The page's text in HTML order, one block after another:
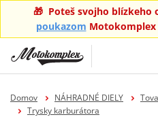
🎁 Poteš svojho blízkeho
poukazom Motokomplex
Domov NÁHRADNÉ DIELY
Trysky karburátora